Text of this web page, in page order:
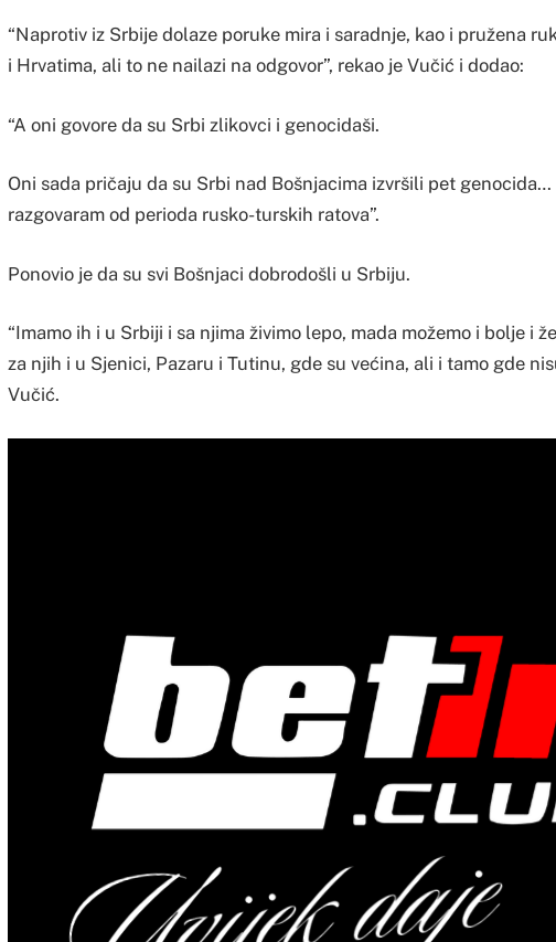
“Naprotiv iz Srbije dolaze poruke mira i saradnje, kao i pružena
i Hrvatima, ali to ne nailazi na odgovor”, rekao je Vučić i dodao:
“A oni govore da su Srbi zlikovci i genocidaši.
Oni sada pričaju da su Srbi nad Bošnjacima izvršili pet
razgovaram od perioda rusko-turskih ratova”.
Ponovio je da su svi Bošnjaci dobrodošli u Srbiju.
“Imamo ih i u Srbiji i sa njima živimo lepo, mada možemo i bolje i
za njih i u Sjenici, Pazaru i Tutinu, gde su većina, ali i tamo gde
Vučić.